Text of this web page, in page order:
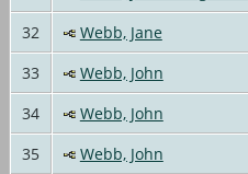
32
Webb, Jane
33
Webb, John
34
Webb, John
35
Webb, John